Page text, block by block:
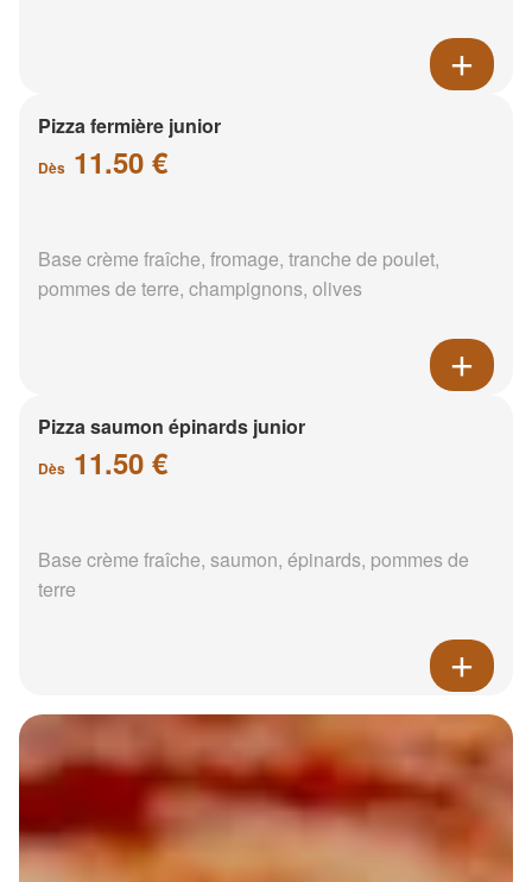
Pizza fermière junior
Dès 11.50 €
Base crème fraîche, fromage, tranche de poulet,
pommes de terre, champignons, olives
Pizza saumon épinards junior
Dès 11.50 €
Base crème fraîche, saumon, épinards, pommes de
terre